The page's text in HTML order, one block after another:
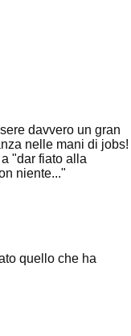
davvero un gran
nelle mani di jobs!
"dar fiato alla
niente..."
quello che ha